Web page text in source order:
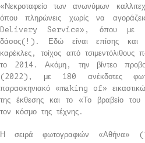
«Νεκροταφείο των ανωνύμων
όπου πληρώνεις χωρίς να
Delivery Service», όπου με
δάσος(!). Εδώ είναι επίσης και
καρέκλες, τοίχος από τσιμεντόλιθους
το 2014. Ακόμη, την βίντεο
(2022), με 180 ανέκδοτες
παρασκηνιακό «making of»
της έκθεσης και το «Το βραβείο
τον κόσμο της τέχνης.
Η σειρά φωτογραφιών «Αθήνα»